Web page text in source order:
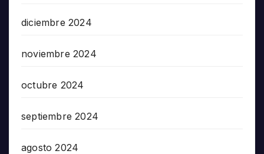
diciembre 2024
noviembre 2024
octubre 2024
septiembre 2024
agosto 2024